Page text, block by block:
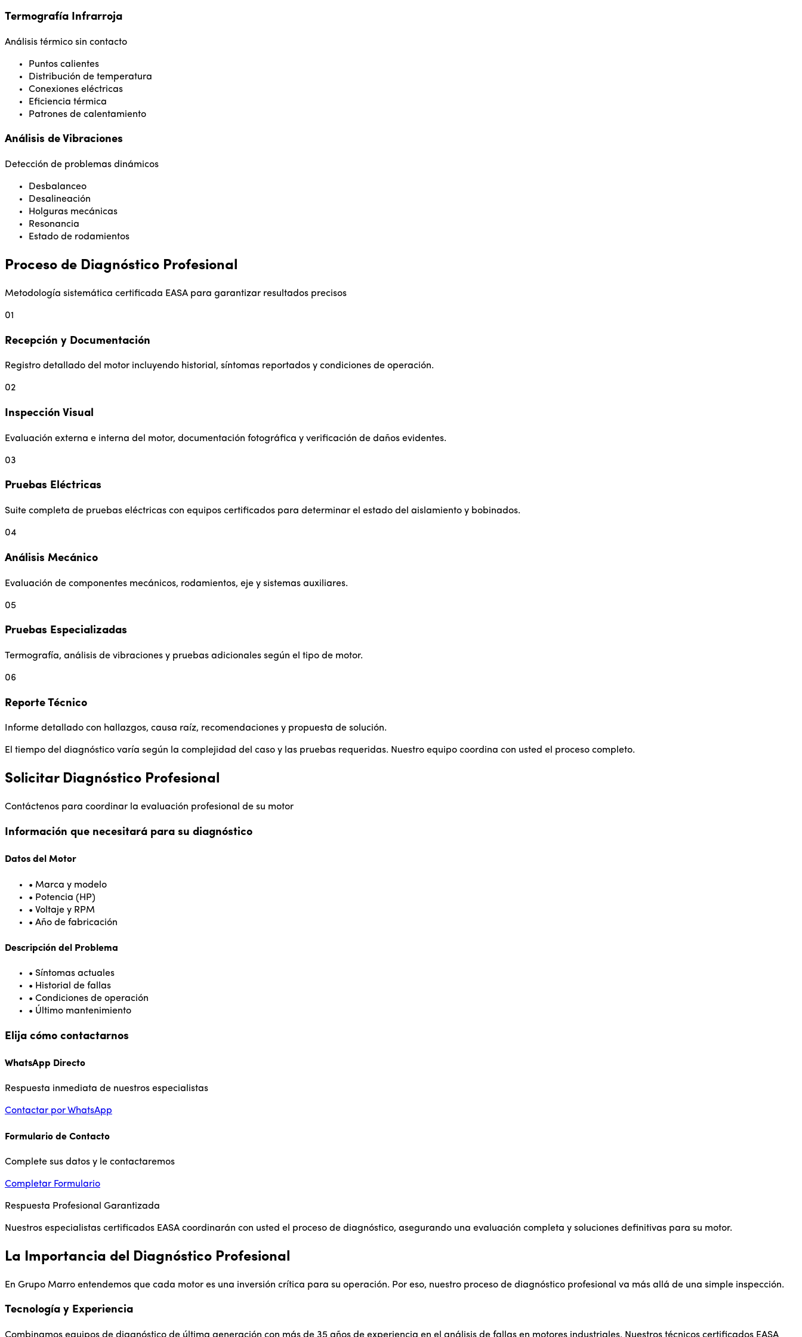
Termografía Infrarroja
Análisis térmico sin contacto
Puntos calientes
Distribución de temperatura
Conexiones eléctricas
Eficiencia térmica
Patrones de calentamiento
Análisis de Vibraciones
Detección de problemas dinámicos
Desbalanceo
Desalineación
Holguras mecánicas
Resonancia
Estado de rodamientos
Proceso de Diagnóstico Profesional
Metodología sistemática certificada EASA para garantizar resultados precisos
01
Recepción y Documentación
Registro detallado del motor incluyendo historial, síntomas reportados y condiciones de operación.
02
Inspección Visual
Evaluación externa e interna del motor, documentación fotográfica y verificación de daños evidentes.
03
Pruebas Eléctricas
Suite completa de pruebas eléctricas con equipos certificados para determinar el estado del aislamiento y bobinados.
04
Análisis Mecánico
Evaluación de componentes mecánicos, rodamientos, eje y sistemas auxiliares.
05
Pruebas Especializadas
Termografía, análisis de vibraciones y pruebas adicionales según el tipo de motor.
06
Reporte Técnico
Informe detallado con hallazgos, causa raíz, recomendaciones y propuesta de solución.
El tiempo del diagnóstico varía según la complejidad del caso y las pruebas requeridas. Nuestro equipo coordina con usted el proceso completo.
Solicitar Diagnóstico Profesional
Contáctenos para coordinar la evaluación profesional de su motor
Información que necesitará para su diagnóstico
Datos del Motor
• Marca y modelo
• Potencia (HP)
• Voltaje y RPM
• Año de fabricación
Descripción del Problema
• Síntomas actuales
• Historial de fallas
• Condiciones de operación
• Último mantenimiento
Elija cómo contactarnos
WhatsApp Directo
Respuesta inmediata de nuestros especialistas
Contactar por WhatsApp
Formulario de Contacto
Complete sus datos y le contactaremos
Completar Formulario
Respuesta Profesional Garantizada
Nuestros especialistas certificados EASA coordinarán con usted el proceso de diagnóstico, asegurando una evaluación completa y soluciones definitivas para su motor.
La Importancia del Diagnóstico Profesional
En Grupo Marro entendemos que cada motor es una inversión crítica para su operación. Por eso, nuestro proceso de diagnóstico profesional va más allá de una simple inspección.
Tecnología y Experiencia